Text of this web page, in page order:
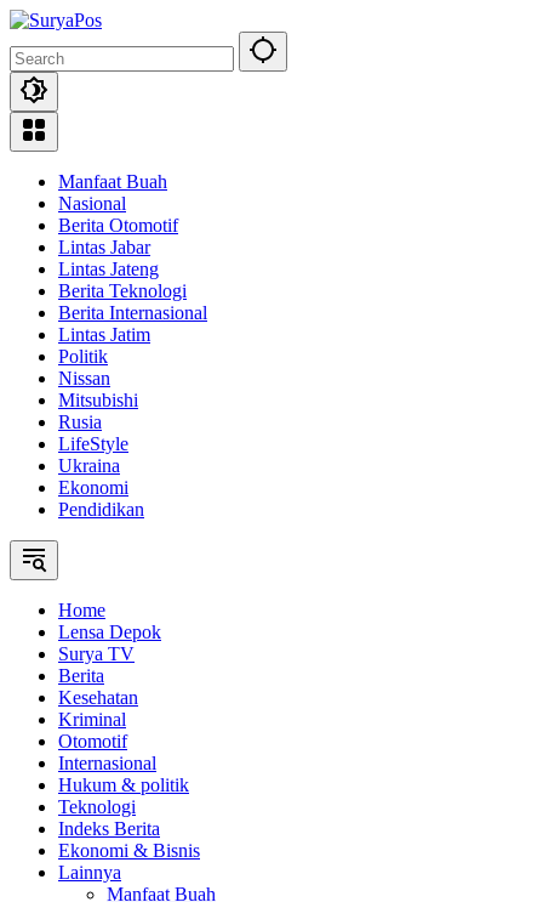
Skip
content
Manfaat Buah
Nasional
Berita Otomotif
Lintas Jabar
Lintas Jateng
Berita Teknologi
Berita Internasional
Lintas Jatim
Politik
Nissan
Mitsubishi
Rusia
LifeStyle
Ukraina
Ekonomi
Pendidikan
Home
Lensa Depok
Surya TV
Berita
Kesehatan
Kriminal
Otomotif
Internasional
Hukum & politik
Teknologi
Indeks Berita
Ekonomi & Bisnis
Lainnya
Manfaat Buah